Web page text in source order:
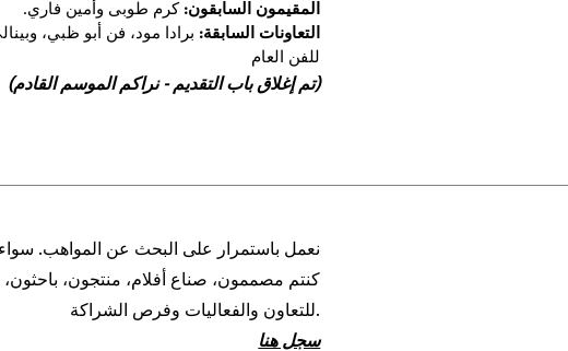
.
المقيمون السابقون: كرم طوبى وأمين فاري
التعاونات السابقة: برادا مود، فن أبو ظبي،
للفن العام
(تم إغلاق باب التقديم - نراكم الموسم القادم)
نعمل باستمرار على البحث عن المواهب. سواء
كنتم مصممون، صناع أفلام، منتجون،
للتعاون والفعاليات وفرص الشراكة.
سجل هنا